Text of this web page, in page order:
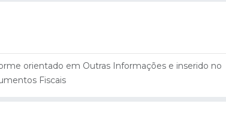
orientado em Outras Informações e inserido no
Fiscais